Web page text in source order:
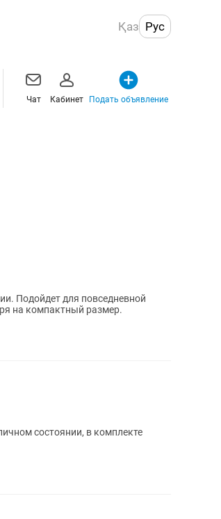
Қаз Рус
Чат Кабинет Подать объявление
Подойдет для повседневной
на компактный размер.
состоянии, в комплекте